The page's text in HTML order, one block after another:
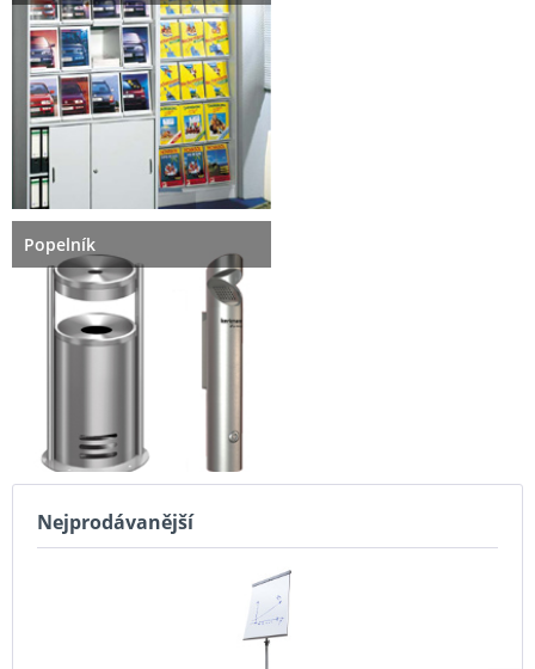
Popelník
Nejprodávanější